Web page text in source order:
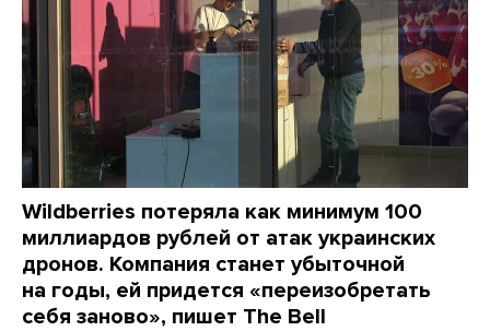
Wildberries потеряла как минимум 100
миллиардов рублей от атак украинских
дронов. Компания станет убыточной
на годы, ей придется «переизобретать
себя заново», пишет The Bell